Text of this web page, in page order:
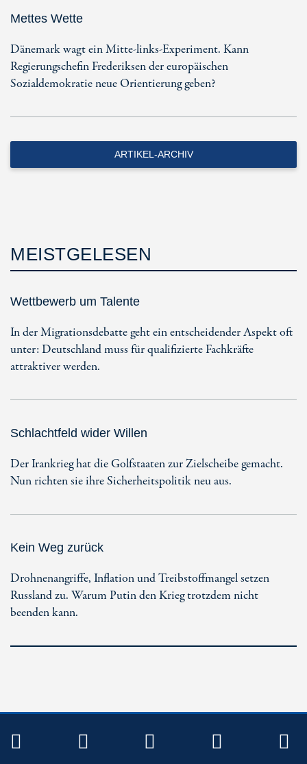
Mettes Wette
Dänemark wagt ein Mitte-links-Experiment. Kann
Regierungschefin Frederiksen der europäischen
Sozialdemokratie neue Orientierung geben?
ARTIKEL-ARCHIV
MEISTGELESEN
Wettbewerb um Talente
In der Migrationsdebatte geht ein entscheidender Aspekt oft
unter: Deutschland muss für qualifizierte Fachkräfte
attraktiver werden.
Schlachtfeld wider Willen
Der Irankrieg hat die Golfstaaten zur Zielscheibe gemacht.
Nun richten sie ihre Sicherheitspolitik neu aus.
Kein Weg zurück
Drohnenangriffe, Inflation und Treibstoffmangel setzen
Russland zu. Warum Putin den Krieg trotzdem nicht
beenden kann.
TWITTERFACEBOOKINSTAGRAM